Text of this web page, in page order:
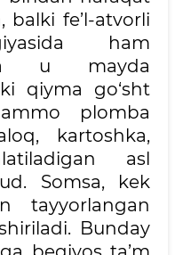
balki fe’l-atvorli
ham
u mayda
qiyma go‘sht
plomba
kartoshka,
asl
Somsa, kek
tayyorlangan
Bunday